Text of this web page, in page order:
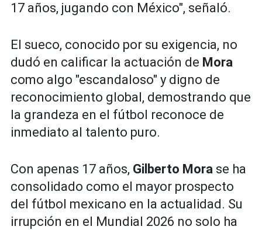
17 años, jugando con México", señaló.
El sueco, conocido por su exigencia, no
dudó en calificar la actuación de Mora
como algo "escandaloso" y digno de
reconocimiento global, demostrando que
la grandeza en el fútbol reconoce de
inmediato al talento puro.
Con apenas 17 años, Gilberto Mora se ha
consolidado como el mayor prospecto
del fútbol mexicano en la actualidad. Su
irrupción en el Mundial 2026 no solo ha